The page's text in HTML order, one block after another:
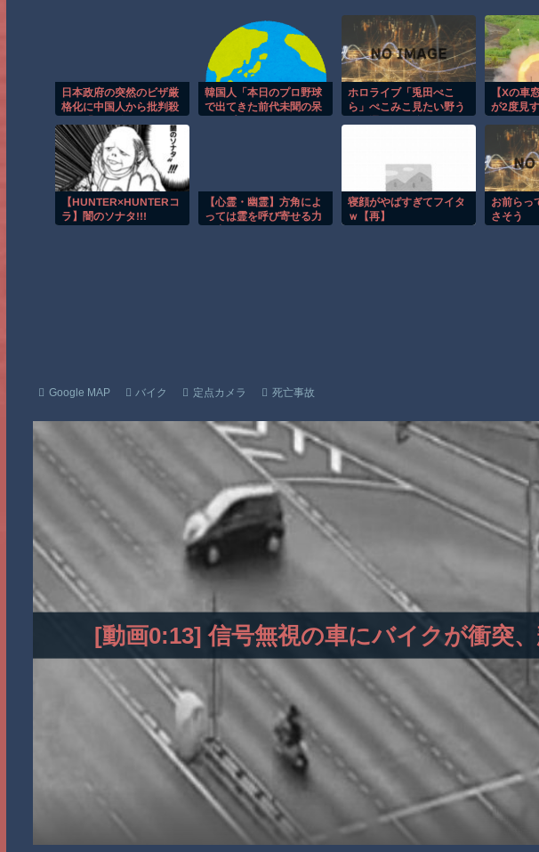
【動画】パキスタン
る。
ヒロインが死ぬアニ
オレたちひょうきん
ろ
【討論】ナスを最も
Powered by livedoor 相
日本政府の突然のビザ厳
格化に中国人から批判殺
「あきれてモノ言えな
い」
韓国人「本日のプロ野球
で出てきた前代未聞の呆
ホロライブ「兎田ぺこ
ら」ぺこみこ見たい野う
ィぺこーら」一部視聴者
はコラボ期待
【Xの車
が2度見
【HUNTER×HUNTERコ
ラ】闇のソナタ!!!
【心霊・幽霊】方角によ
っては霊を呼び寄せる力
寝顔がやばすぎてフイタ
ｗ【再】
お前らっ
さそう
Google MAP バイク 定点カメラ 死亡事故
[動画0:13] 信号無視の車にバイクが衝突